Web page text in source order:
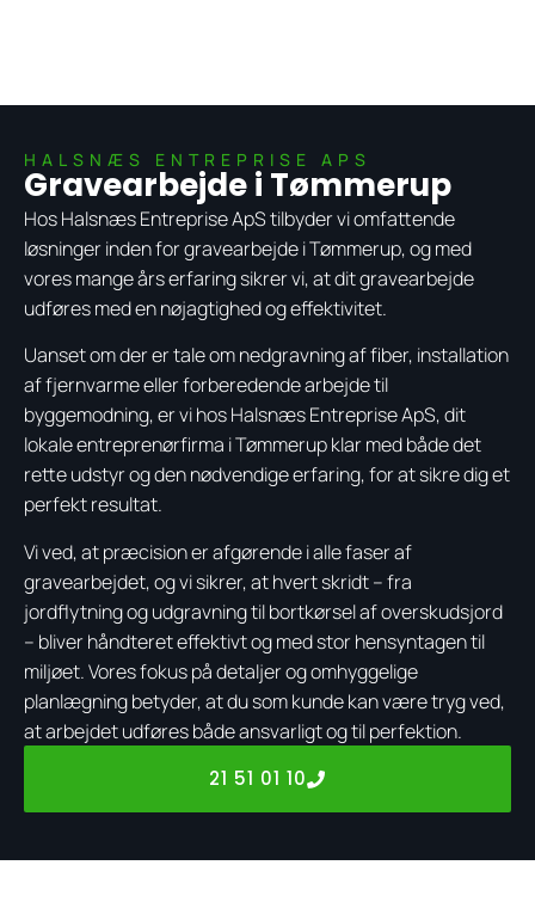
HALSNÆS ENTREPRISE APS
Gravearbejde i Tømmerup
Hos Halsnæs Entreprise ApS tilbyder vi omfattende
løsninger inden for gravearbejde i Tømmerup, og med
vores mange års erfaring sikrer vi, at dit gravearbejde
udføres med en nøjagtighed og effektivitet.
Uanset om der er tale om nedgravning af fiber, installation
af fjernvarme eller forberedende arbejde til
byggemodning, er vi hos Halsnæs Entreprise ApS, dit
lokale entreprenørfirma i Tømmerup klar med både det
rette udstyr og den nødvendige erfaring, for at sikre dig et
perfekt resultat.
Vi ved, at præcision er afgørende i alle faser af
gravearbejdet, og vi sikrer, at hvert skridt – fra
jordflytning og udgravning til bortkørsel af overskudsjord
– bliver håndteret effektivt og med stor hensyntagen til
miljøet. Vores fokus på detaljer og omhyggelige
planlægning betyder, at du som kunde kan være tryg ved,
at arbejdet udføres både ansvarligt og til perfektion.
21 51 01 10